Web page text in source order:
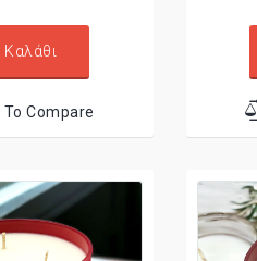
To Compare